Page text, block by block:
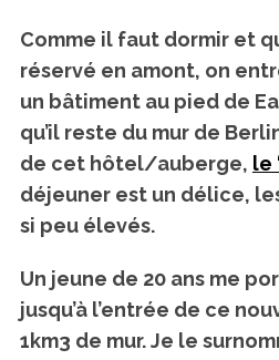
Comme il faut dormir et
réservé en amont, on
un bâtiment au pied de
qu’il reste du mur de
de cet hôtel/auberge, le
déjeuner est un délice,
si peu élevés.
Un jeune de 20 ans me
jusqu’à l’entrée de ce
1km3 de mur. Je le